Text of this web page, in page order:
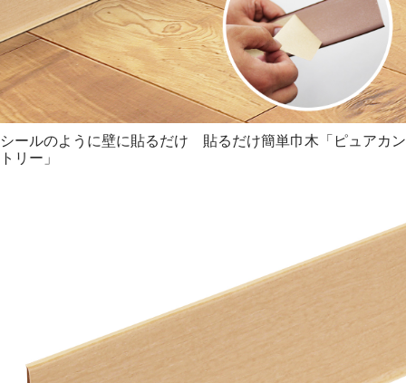
#巾木 #シール #コーナー #取替え #DIY #色 #幅木 #補修 #ソ
フト #ばら売り #ソフト巾木 #角 #隙間
シールのように壁に貼るだけ 貼るだけ簡単巾木「ピュアカン
トリー」